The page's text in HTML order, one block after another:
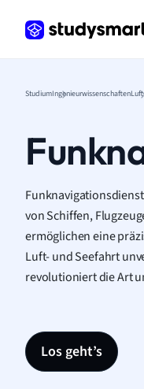
StudiumIngenieurwissenschaften
von Schiffen,
ermöglichen eine
Luft- und Seefahrt
revolutioniert die Art
Los geht’s